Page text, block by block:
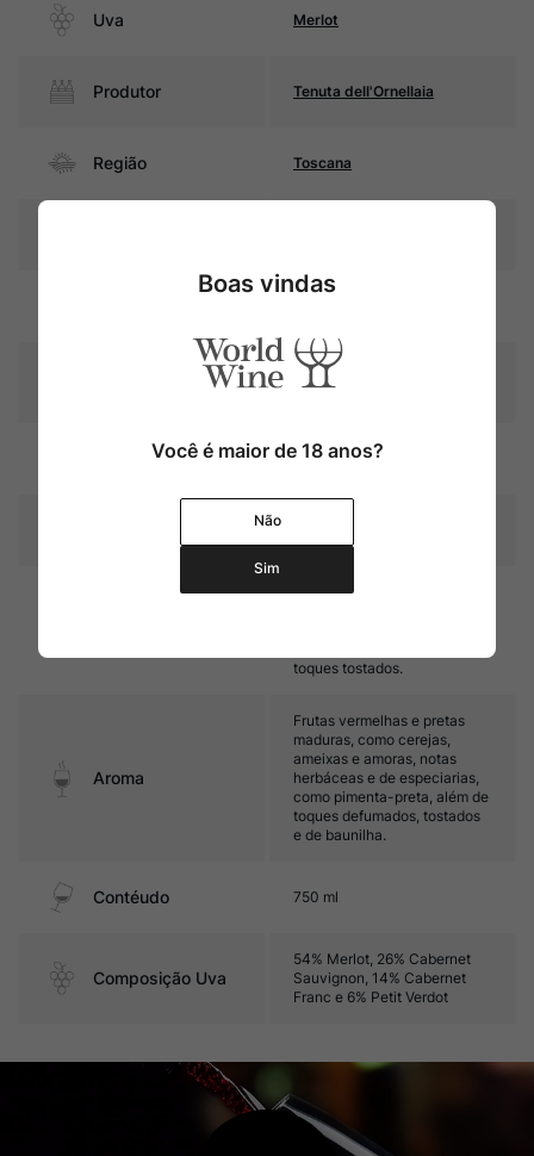
Uva Merlot
Produtor Tenuta dell'Ornellaia
Região Toscana
Rubi intenso com reflexos
Graduação Alcóoli
14,5%
Amadurecimento
15 meses em barricas de
Encorpado, com taninos
toques tostados.
Aroma
Frutas vermelhas e pretas
maduras, como cerejas,
ameixas e amoras, notas
herbáceas e de especiarias,
como pimenta-preta, além de
toques defumados, tostados
e de baunilha.
Contéudo 750 ml
Composição Uva
54% Merlot, 26% Cabernet
Sauvignon, 14% Cabernet
Franc e 6% Petit Verdot
Boas vindas
Você é maior de 18 anos?
Não
Sim